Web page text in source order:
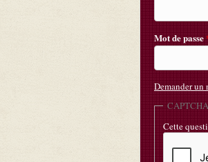
Mot de passe
Demander un
CAPTCHA
Cette